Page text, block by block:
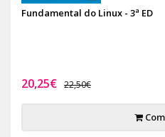
Fundamental do Linux - 3ª ED
20,25€ 22,50€